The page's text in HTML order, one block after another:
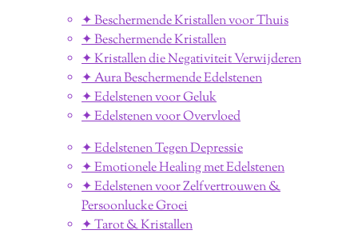
✦ Beschermende Kristallen voor Thuis
✦ Beschermende Kristallen
✦ Kristallen die Negativiteit Verwijderen
✦ Aura Beschermende Edelstenen
✦ Edelstenen voor Geluk
✦ Edelstenen voor Overvloed
✦ Edelstenen Tegen Depressie
✦ Emotionele Healing met Edelstenen
✦ Edelstenen voor Zelfvertrouwen &
Persoonlucke Groei
✦ Tarot & Kristallen